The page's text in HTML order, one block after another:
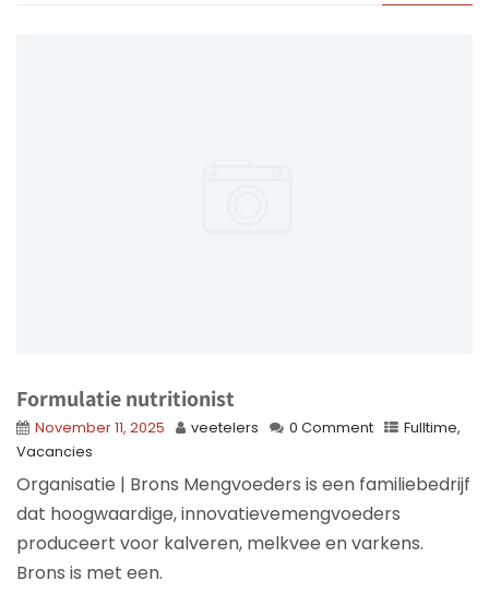
Formulatie nutritionist
November 11, 2025 veetelers 0 Comment Fulltime,
Vacancies
Organisatie | Brons Mengvoeders is een familiebedrijf
dat hoogwaardige, innovatievemengvoeders
produceert voor kalveren, melkvee en varkens.
Brons is met een.